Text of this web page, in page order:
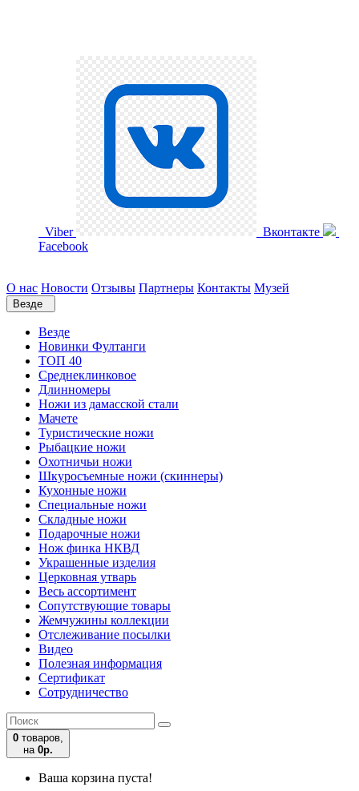
Viber
Вконтакте
Facebook
О нас Новости Отзывы Партнеры Контакты Музей
Везде
Везде
Новинки Фултанги
ТОП 40
Среднеклинковое
Длинномеры
Ножи из дамасской стали
Мачете
Туристические ножи
Рыбацкие ножи
Охотничьи ножи
Шкуросъемные ножи (скиннеры)
Кухонные ножи
Специальные ножи
Складные ножи
Подарочные ножи
Нож финка НКВД
Украшенные изделия
Церковная утварь
Весь ассортимент
Сопутствующие товары
Жемчужины коллекции
Отслеживание посылки
Видео
Полезная информация
Сертификат
Сотрудничество
0 товаров,
на 0р.
Ваша корзина пуста!